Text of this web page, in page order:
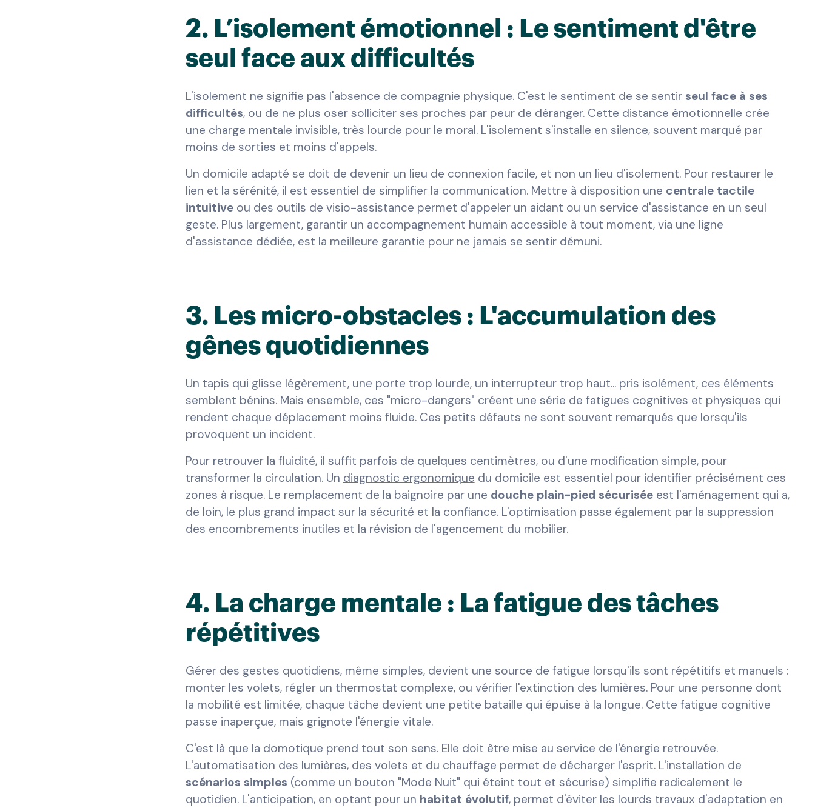
2. L’isolement émotionnel : Le sentiment d'être
seul face aux difficultés
L'isolement ne signifie pas l'absence de compagnie physique. C'est le sentiment de se sentir seul face à ses
difficultés, ou de ne plus oser solliciter ses proches par peur de déranger. Cette distance émotionnelle crée
une charge mentale invisible, très lourde pour le moral. L'isolement s'installe en silence, souvent marqué par
moins de sorties et moins d'appels.
Un domicile adapté se doit de devenir un lieu de connexion facile, et non un lieu d'isolement. Pour restaurer le
lien et la sérénité, il est essentiel de simplifier la communication. Mettre à disposition une centrale tactile
intuitiveou des outils de visio-assistance permet d'appeler un aidant ou un service d'assistance en un seul
geste. Plus largement, garantir un accompagnement humain accessible à tout moment, via une ligne
d'assistance dédiée, est la meilleure garantie pour ne jamais se sentir démuni.
3. Les micro-obstacles : L'accumulation des
gênes quotidiennes
Un tapis qui glisse légèrement, une porte trop lourde, un interrupteur trop haut... pris isolément, ces éléments
semblent bénins. Mais ensemble, ces "micro-dangers" créent une série de fatigues cognitives et physiques qui
rendent chaque déplacement moins fluide. Ces petits défauts ne sont souvent remarqués que lorsqu'ils
provoquent un incident.
Pour retrouver la fluidité, il suffit parfois de quelques centimètres, ou d'une modification simple, pour
transformer la circulation. Un diagnostic ergonomique du domicile est essentiel pour identifier précisément ces
zones à risque. Le remplacement de la baignoire par une douche plain-pied sécuriséeest l'aménagement qui a,
de loin, le plus grand impact sur la sécurité et la confiance. L'optimisation passe également par la suppression
des encombrements inutiles et la révision de l'agencement du mobilier.
4. La charge mentale : La fatigue des tâches
répétitives
Gérer des gestes quotidiens, même simples, devient une source de fatigue lorsqu'ils sont répétitifs et manuels :
monter les volets, régler un thermostat complexe, ou vérifier l'extinction des lumières. Pour une personne dont
la mobilité est limitée, chaque tâche devient une petite bataille qui épuise à la longue. Cette fatigue cognitive
passe inaperçue, mais grignote l'énergie vitale.
C'est là que la domotique prend tout son sens. Elle doit être mise au service de l'énergie retrouvée.
L'automatisation des lumières, des volets et du chauffage permet de décharger l'esprit. L'installation de
scénarios simples (comme un bouton "Mode Nuit" qui éteint tout et sécurise) simplifie radicalement le
quotidien. L'anticipation, en optant pour un habitat évolutif, permet d'éviter les lourds travaux d'adaptation en